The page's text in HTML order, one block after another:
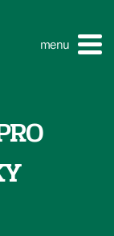
menu